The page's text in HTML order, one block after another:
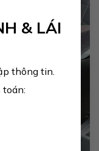
& LÁI
thông tin.